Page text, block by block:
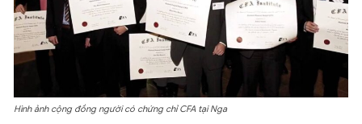
Hình ảnh cộng đồng người có chứng chỉ CFA tại Nga